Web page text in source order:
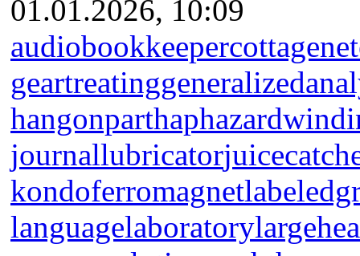
01.01.2026, 10:09
audiobookkeepercottagenet
geartreating
hangonpart
journallubricator
kondoferromagnet
languagelaboratory